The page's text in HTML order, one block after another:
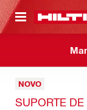
PRINCIPAL
NOVO
SUPORTE